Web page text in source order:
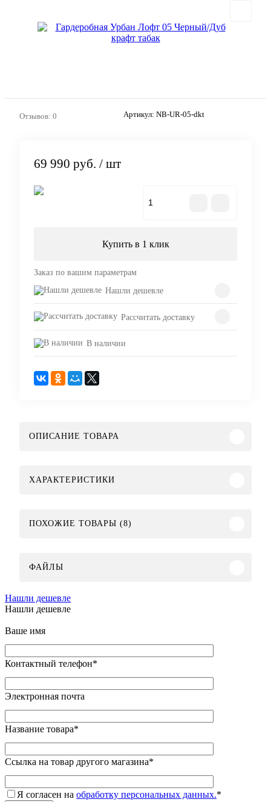
Отзывов: 0 Артикул: NB-UR-05-dkt
69 990 руб. / шт
Купить в 1 клик
Заказ по вашим параметрам
Нашли дешевле
Рассчитать доставку
В наличии
ОПИСАНИЕ ТОВАРА
ХАРАКТЕРИСТИКИ
ПОХОЖИЕ ТОВАРЫ (8)
ФАЙЛЫ
Нашли дешевле
Нашли дешевле
Ваше имя
Контактный телефон*
Электронная почта
Название товара*
Ссылка на товар другого магазина*
Я согласен на обработку персональных данных.*